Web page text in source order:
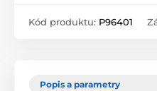
Kód produktu: P96401
Popis a parametry